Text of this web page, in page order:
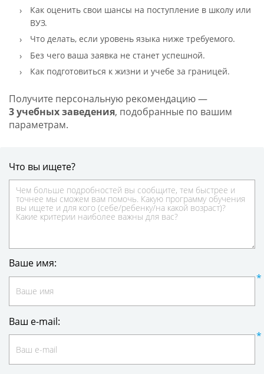
Как оценить свои шансы на поступление в школу или
ВУЗ.
Что делать, если уровень языка ниже требуемого.
Без чего ваша заявка не станет успешной.
Как подготовиться к жизни и учебе за границей.
Получите персональную рекомендацию —
3 учебных заведения, подобранные по вашим
параметрам.
Что вы ищете?
Ваше имя:
Ваш e-mail: